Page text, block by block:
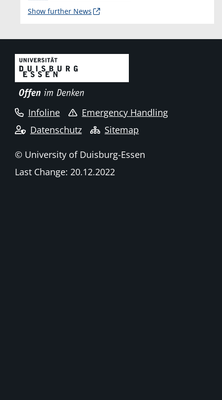
Show further News
Infoline
Emergency Handling
Datenschutz
Sitemap
© University of Duisburg-Essen
Last Change: 20.12.2022